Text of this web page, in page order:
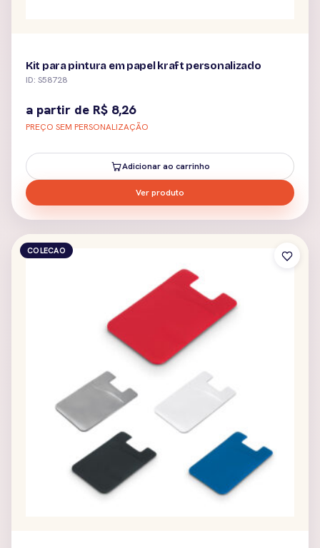
Kit para pintura em papel kraft personalizado
ID: S58728
a partir de R$ 8,26
PREÇO SEM PERSONALIZAÇÃO
Adicionar ao carrinho
Ver produto
COLECAO